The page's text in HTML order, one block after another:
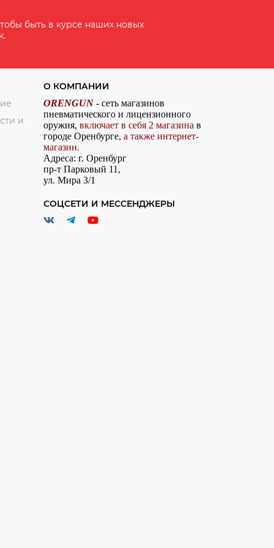
быть в курсе наших новых
и
О КОМПАНИИ
ORENGUN - сеть магазинов
пневматического и лицензионного
оружия, включает в себя 2 магазина в
городе Оренбурге, а также интернет-
магазин.
Адреса: г. Оренбург
пр-т Парковый 11,
ул. Мира 3/1
СОЦСЕТИ И МЕССЕНДЖЕРЫ